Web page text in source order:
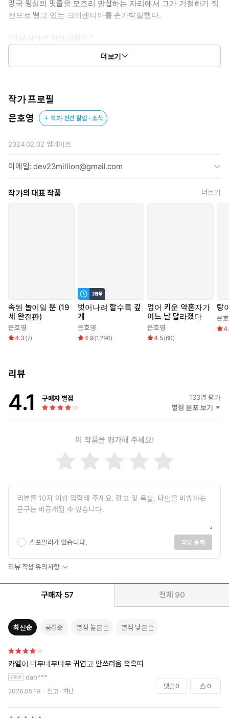
망국 왕실의 핏줄을 모조리 말살하는 자리에서 그가 기절하기 직
전으로 떨고 있는 크레센티아를 손가락질했다.
“기념 삼아서 저건 놔둬라.”
왕녀에서 노리갯감이 되는 건 순식간이었다.
틀렸다. 턱 아래로 길고 가느다란 손아귀가 감겼다.
“재미있게 생겼군.”
오딜로는 일순간 변덕이 동했다. 끝나는 게 아쉬울 만큼 즐거웠던 전
떨까.
더보기
작가 프로필
은호영
작가 신간 알림 · 소식
2024.02.02 업데이트
이메일: dev23million@gmail.com
작가의 대표 작품 더보기
속된 놀이일 뿐 (19
세 완전판)
은호영
4.3 (7)
벗어나려 할수록 깊
게
은호영
4.9(1,296)
업어 키운 약혼자가
어느 날 달라졌다
은호영
4.5(60)
탕
은
리뷰
4.1 구매자 별점 133명 평가
별점 분포 보기
이 작품을 평가해 주세요!
스포일러가 있습니다. 리뷰 등록
리뷰 작성 유의사항
구매자 57 전체 90
최신순 공감순 별점 높은순 별점 낮은순
카엘이 너무너무너무 귀엽고 안쓰러움 흑흑띠
dan***
2026.05.19 신고 차단
댓글0 0